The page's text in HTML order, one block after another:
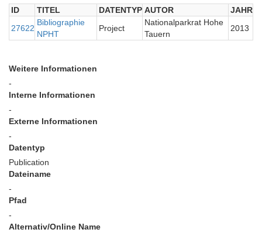
ID
TITEL DATENTYP AUTOR
JAHR
27622
Bibliographie
NPHT
Project
Nationalparkrat Hohe
Tauern
2013
Weitere Informationen
-
Interne Informationen
-
Externe Informationen
-
Datentyp
Publication
Dateiname
-
Pfad
-
Alternativ/Online Name